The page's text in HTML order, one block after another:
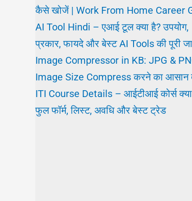
कैसे खोजें | Work From Home Career
AI Tool Hindi – एआई टूल क्या है? उपयोग,
प्रकार, फायदे और बेस्ट AI Tools की पूरी
Image Compressor in KB: JPG &
Image Size Compress करने का आसान
ITI Course Details – आईटीआई कोर्स
फुल फॉर्म, लिस्ट, अवधि और बेस्ट ट्रेड